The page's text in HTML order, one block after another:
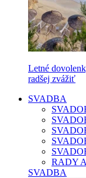
Letné
radšej zvážiť
SVADBA
RADY
SVADBA